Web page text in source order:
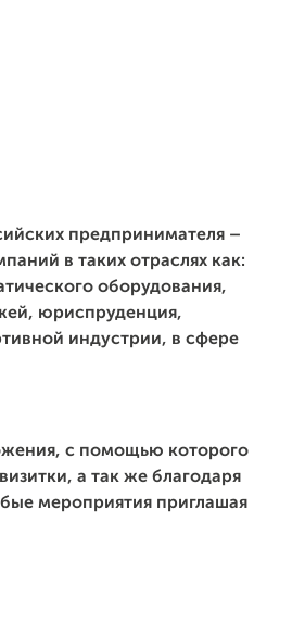
предпринимателя –
в таких отраслях как:
оборудования,
юриспруденция,
индустрии, в сфере
с помощью которого
а так же благодаря
мероприятия приглашая